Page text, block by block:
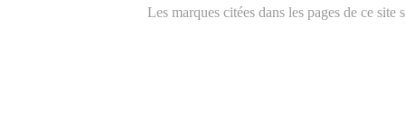
Les marques citées dans les pages de ce